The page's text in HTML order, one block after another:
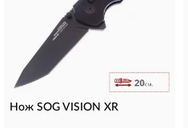
Нож SOG VISION XR